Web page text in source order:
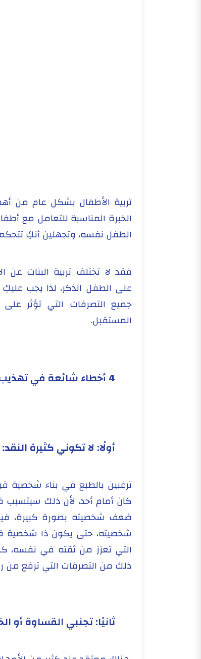
تربية الأطفال بشكل عام من أهم
الخبرة المناسبة للتعامل مع
الطفل نفسه، وتجهلين أنكِ
فقد لا تختلف تربية البنات عن
على الطفل الذكر، لذا يجب عليكِ
جميع التصرفات التي تؤثر
المستقبل.
4 أخطاء شائعة في تهذيب سلوك الأطفال
أولًا: لا تكوني كثيرة النقد:
ترغبين بالطبع في بناء شخصية
كان أمام أحد، لأن ذلك
ضعف شخصيته بصورة كبيرة،
شخصيته، حتى يكون ذا شخصية
التي تعزز من ثقته في نفسه،
ذلك من التصرفات التي ترفع من
ثانيًا: تجنبي القساوة أو